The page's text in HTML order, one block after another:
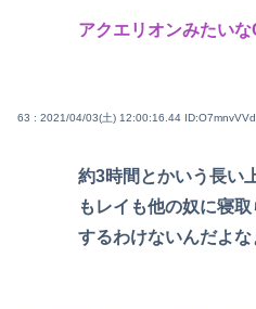
アクエリオンみたい
63 : 2021/04/03(土) 12:00:16.44
約3時間とかいう長い
もレイも他の奴に寝
するわけないんだよな